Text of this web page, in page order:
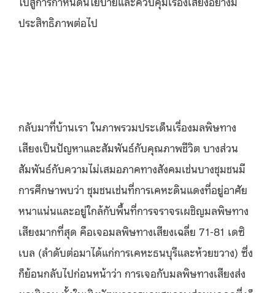
ประสิทธิภาพต่อไป
กลับมาที่บ้านเรา ในภาพรวมประเด็นเรื่องมลพิษทาง
เสียงเป็นปัญหาและสัมพันธ์กับคุณภาพชีวิต บางส่วน
สัมพันธ์กับความไม่เสมอภาคทางสังคมเช่นบางชุมชนมี
การศึกษาพบว่า ชุมชนเช่นที่การเคหะดินแดงที่อยู่อาศัย
หนาแน่นและอยู่ใกล้กับพื้นที่การจราจรเผชิญมลพิษทาง
เสียงมากที่สุด คือเจอมลพิษทางเสียงเฉลี่ย 71-81 เดซิ
เบล (ลำดับต่อมาได้แก่การเคหะธนบุรีและห้วยขวาง) ซึ่ง
ก็ย้อนกลับไปก่อนหน้าว่า การเจอกับมลพิษทางเสียงส่ง